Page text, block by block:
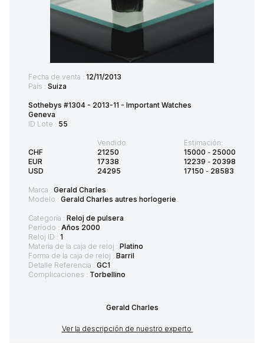
Fecha de venta : 12/11/2013
País : Suiza
Sothebys #1304 - 2013-11 - Important Watches
Geneva
ID Lote : 55
CHF
EUR
USD
Vendido:
21250
17338
24295
Estimación:
15000 - 25000
12239 - 20398
17150 - 28583
Marca : Gerald Charles
Modelo : Gerald Charles autres horlogerie
Categoría : Reloj de pulsera
Período : Años 2000
Reloj ID : 1
Materia de la caja de reloj : Platino
Forma de la caja de reloj : Barril
Detalle Referencia : GC1
Complicaciones : Torbellino
Gerald Charles
Ver la descripción de nuestro experto